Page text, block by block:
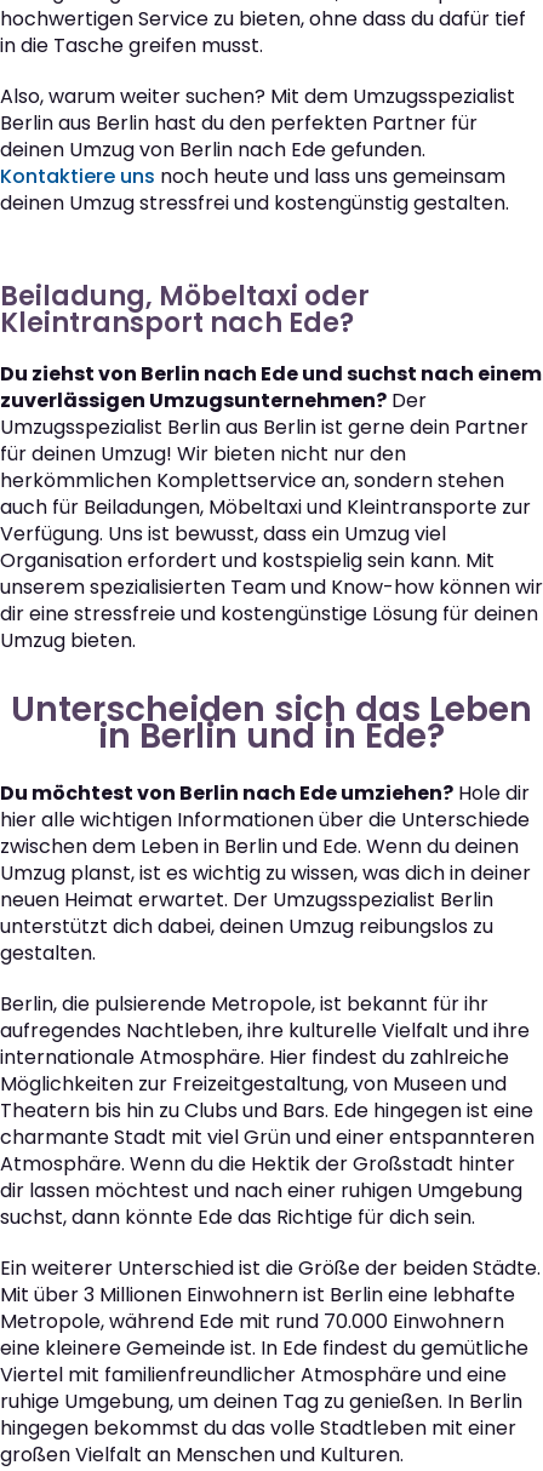
hochwertigen Service zu bieten, ohne dass du dafür tief
in die Tasche greifen musst.
Also, warum weiter suchen? Mit dem Umzugsspezialist
Berlin aus Berlin hast du den perfekten Partner für
deinen Umzug von Berlin nach Ede gefunden.
Kontaktiere uns noch heute und lass uns gemeinsam
deinen Umzug stressfrei und kostengünstig gestalten.
Beiladung, Möbeltaxi oder
Kleintransport nach Ede?
Du ziehst von Berlin nach Ede und suchst nach einem
zuverlässigen Umzugsunternehmen? Der
Umzugsspezialist Berlin aus Berlin ist gerne dein Partner
für deinen Umzug! Wir bieten nicht nur den
herkömmlichen Komplettservice an, sondern stehen
auch für Beiladungen, Möbeltaxi und Kleintransporte zur
Verfügung. Uns ist bewusst, dass ein Umzug viel
Organisation erfordert und kostspielig sein kann. Mit
unserem spezialisierten Team und Know-how können wir
dir eine stressfreie und kostengünstige Lösung für deinen
Umzug bieten.
Unterscheiden sich das Leben
in Berlin und in Ede?
Du möchtest von Berlin nach Ede umziehen? Hole dir
hier alle wichtigen Informationen über die Unterschiede
zwischen dem Leben in Berlin und Ede. Wenn du deinen
Umzug planst, ist es wichtig zu wissen, was dich in deiner
neuen Heimat erwartet. Der Umzugsspezialist Berlin
unterstützt dich dabei, deinen Umzug reibungslos zu
gestalten.
Berlin, die pulsierende Metropole, ist bekannt für ihr
aufregendes Nachtleben, ihre kulturelle Vielfalt und ihre
internationale Atmosphäre. Hier findest du zahlreiche
Möglichkeiten zur Freizeitgestaltung, von Museen und
Theatern bis hin zu Clubs und Bars. Ede hingegen ist eine
charmante Stadt mit viel Grün und einer entspannteren
Atmosphäre. Wenn du die Hektik der Großstadt hinter
dir lassen möchtest und nach einer ruhigen Umgebung
suchst, dann könnte Ede das Richtige für dich sein.
Ein weiterer Unterschied ist die Größe der beiden Städte.
Mit über 3 Millionen Einwohnern ist Berlin eine lebhafte
Metropole, während Ede mit rund 70.000 Einwohnern
eine kleinere Gemeinde ist. In Ede findest du gemütliche
Viertel mit familienfreundlicher Atmosphäre und eine
ruhige Umgebung, um deinen Tag zu genießen. In Berlin
hingegen bekommst du das volle Stadtleben mit einer
großen Vielfalt an Menschen und Kulturen.